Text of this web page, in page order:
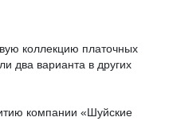
коллекцию платочных
два варианта в других
компании «Шуйские